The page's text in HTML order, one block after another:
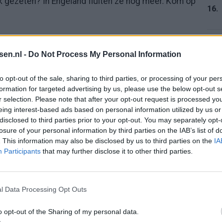
- Do Not Process My Personal Information
opt-out of the sale, sharing to third parties, or processing of your
for targeted advertising by us, please use the below opt-out
selection. Please note that after your opt-out request is processed
interest-based ads based on personal information utilized by us
to third parties prior to your opt-out. You may separately
of your personal information by third parties on the IAB’s list of
This information may also be disclosed by us to third parties on the
Participants that may further disclose it to other third parties.
Data Processing Opt Outs
opt-out of the Sharing of my personal data.
bier
2022-2023 de leiding over een duel
offs om promotie/degradatie.De Emmenaren
en de thuissupporters hadden de leidsman
De Telegraafwerd zijn terugreis opgeschrikt
ondergegooid met blikjes bier. Hij zou
te komen, maar koos al snel eieren voor zijn
na NAC-FC Emmen waarbij auto van
16.
18.